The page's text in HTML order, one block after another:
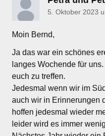
5. Oktober 2023
Moin Bernd,
Ja das war ein schönes
langes Wochende für
euch zu treffen.
Jedesmal wenn wir im
auch wir in Erinnerungen
hoffen jedesmal wieder
leider wird es immer